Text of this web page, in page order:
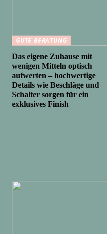
GUTE BERATUNG
Das eigene Zuhause mit
wenigen Mitteln optisch
aufwerten – hochwertige
Details wie Beschläge und
Schalter sorgen für ein
exklusives Finish